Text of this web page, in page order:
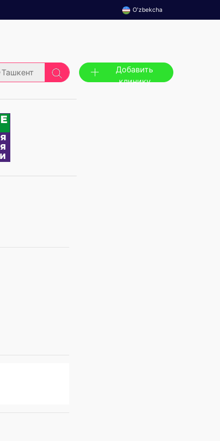
O'zbekcha
Ташкент
Добавить
клинику